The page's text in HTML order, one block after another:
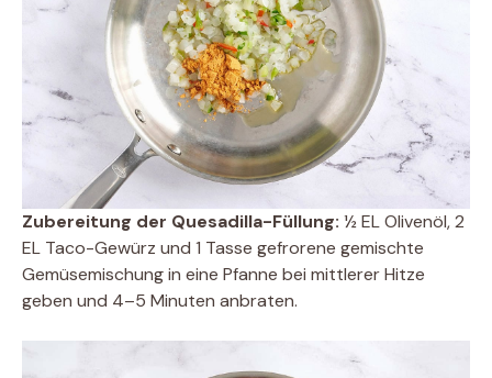
Zubereitung der Quesadilla-Füllung: ½ EL Olivenöl, 2
EL Taco-Gewürz und 1 Tasse gefrorene gemischte
Gemüsemischung in eine Pfanne bei mittlerer Hitze
geben und 4–5 Minuten anbraten.